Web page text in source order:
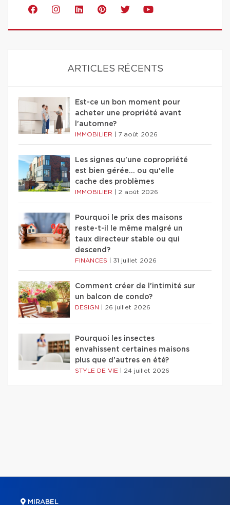
ARTICLES RÉCENTS
Est-ce un bon moment pour
acheter une propriété avant
l'automne?
IMMOBILIER 7 août 2026
Les signes qu'une copropriété
est bien gérée… ou qu'elle
cache des problèmes
IMMOBILIER 2 août 2026
Pourquoi le prix des maisons
reste-t-il le même malgré un
taux directeur stable ou qui
descend?
FINANCES 31 juillet 2026
Comment créer de l'intimité sur
un balcon de condo?
DESIGN 26 juillet 2026
Pourquoi les insectes
envahissent certaines maisons
plus que d'autres en été?
STYLE DE VIE 24 juillet 2026
MIRABEL